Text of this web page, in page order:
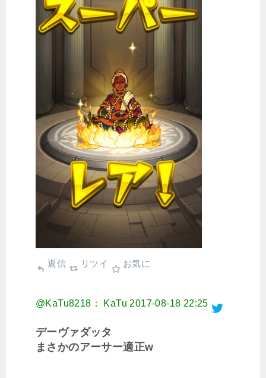
返信 リツイ お気に
@KaTu8218： KaTu 2017-08-18 22:25
デーヴァダッタ
まさかのアーサー適正w